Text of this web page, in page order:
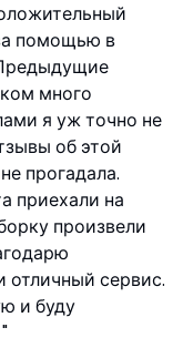
помощью в
много
я уж точно не
об этой
прогадала.
приехали на
произвели
отличный сервис.
и буду